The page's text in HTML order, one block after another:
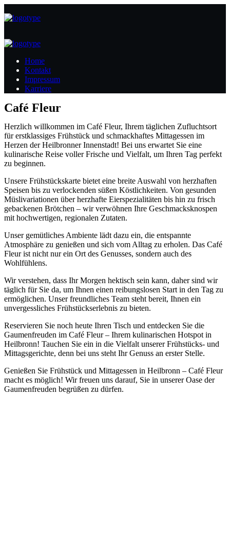
Home
Kontakt
Impressum
Karriere
Café Fleur
Herzlich willkommen im Café Fleur, Ihrem täglichen Zufluchtsort
für erstklassiges Frühstück und schmackhaftes Mittagessen im
Herzen der Heilbronner Innenstadt! Bei uns erwartet Sie eine
kulinarische Reise voller Frische und Vielfalt, um Ihren Tag perfekt
zu beginnen.
Unsere Frühstückskarte bietet eine breite Auswahl von herzhaften
Speisen bis zu verlockenden süßen Köstlichkeiten. Von gesunden
Müslivariationen über herzhafte Eierspezialitäten bis hin zu frisch
gebackenen Brötchen – wir verwöhnen Ihre Geschmacksknospen
mit hochwertigen, regionalen Zutaten.
Unser gemütliches Ambiente lädt dazu ein, die entspannte
Atmosphäre zu genießen und sich vom Alltag zu erholen. Das Café
Fleur ist nicht nur ein Ort des Genusses, sondern auch des
Wohlfühlens.
Wir verstehen, dass Ihr Morgen hektisch sein kann, daher sind wir
täglich für Sie da, um Ihnen einen reibungslosen Start in den Tag zu
ermöglichen. Unser freundliches Team steht bereit, Ihnen ein
unvergessliches Frühstückserlebnis zu bieten.
Reservieren Sie noch heute Ihren Tisch und entdecken Sie die
Gaumenfreuden im Café Fleur – Ihrem kulinarischen Hotspot in
Heilbronn! Tauchen Sie ein in die Vielfalt unserer Frühstücks- und
Mittagsgerichte, denn bei uns steht Ihr Genuss an erster Stelle.
Genießen Sie Frühstück und Mittagessen in Heilbronn – Café Fleur
macht es möglich! Wir freuen uns darauf, Sie in unserer Oase der
Gaumenfreuden begrüßen zu dürfen.